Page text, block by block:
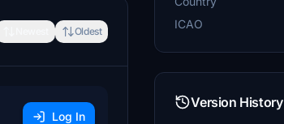
Oldest
Log In
ICAO
Version History